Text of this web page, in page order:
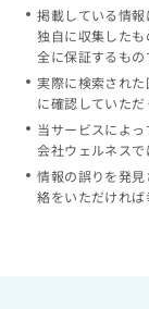
掲載している情
独自に収集した
全に保証するもの
実際に検索され
に確認していただ
当サービスによ
会社ウェルネスで
情報の誤りを発
絡をいただければ